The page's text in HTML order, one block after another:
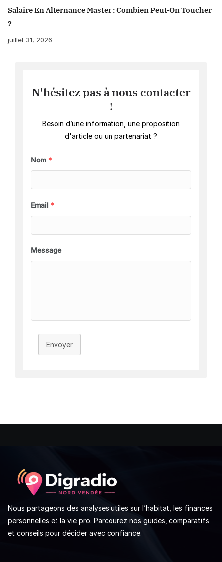
Salaire En Alternance Master : Combien Peut-On Toucher
?
juillet 31, 2026
N'hésitez pas à nous contacter
!
Besoin d’une information, une proposition
d'article ou un partenariat ?
Nom *
Email *
Message
Envoyer
Nous partageons des analyses utiles sur l’habitat, les finances
personnelles et la vie pro. Parcourez nos guides, comparatifs
et conseils pour décider avec confiance.